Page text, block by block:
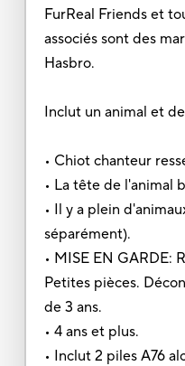
FurReal Friends et
associés sont des
Hasbro.
Inclut un animal et
• Chiot chanteur
• La tête de l'animal
• Il y a plein
séparément).
• MISE EN GARDE:
Petites pièces.
de 3 ans.
• 4 ans et plus.
• Inclut 2 piles A76